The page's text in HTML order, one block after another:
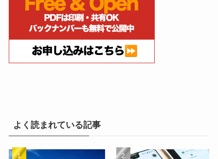
よく読まれている記事